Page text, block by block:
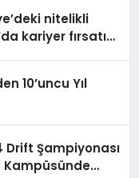
nitelikli
kariyer fırsatı
10’uncu Yıl
Drift Şampiyonası
Kampüsünde